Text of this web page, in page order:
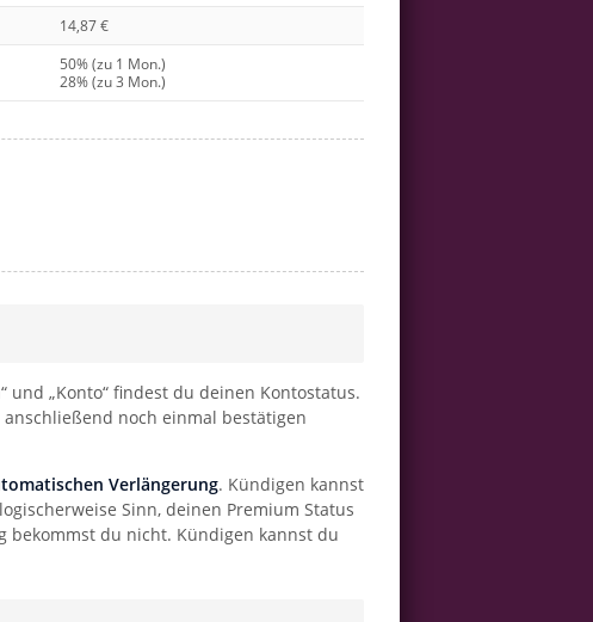
14,87 €
50% (zu 1 Mon.)
28% (zu 3 Mon.)
und „Konto“ findest du deinen Kontostatus.
noch einmal bestätigen
Verlängerung. Kündigen kannst
Sinn, deinen Premium Status
bekommst du nicht. Kündigen kannst du